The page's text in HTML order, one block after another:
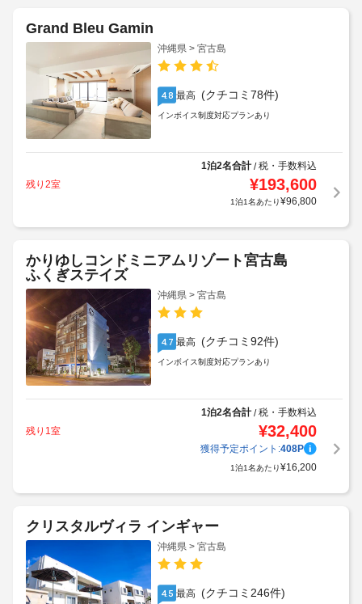
Grand Bleu Gamin
沖縄県 > 宮古島
4.8 最高 (クチコミ78件)
インボイス制度対応プランあり
1泊2名合計/税・手数料込
残り2室
¥193,600
1泊1名あたり¥96,800
かりゆしコンドミニアムリゾート宮古島
ふくぎステイズ
沖縄県 > 宮古島
4.7 最高 (クチコミ92件)
インボイス制度対応プランあり
1泊2名合計/税・手数料込
残り1室
¥32,400
獲得予定ポイント:408P
1泊1名あたり¥16,200
クリスタルヴィラ インギャー
沖縄県 > 宮古島
4.5 最高 (クチコミ246件)